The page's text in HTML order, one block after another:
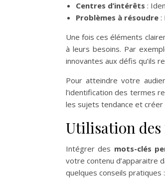
Centres d’intérêts :
Problèmes à résoudre :
Une fois ces éléments
à leurs besoins. Par
innovantes aux défis qu’ils
Pour atteindre votre
l’identification des termes
les sujets tendance et créer
Utilisation
Intégrer des mots-clés
votre contenu d’apparaitre
quelques conseils pratiques :